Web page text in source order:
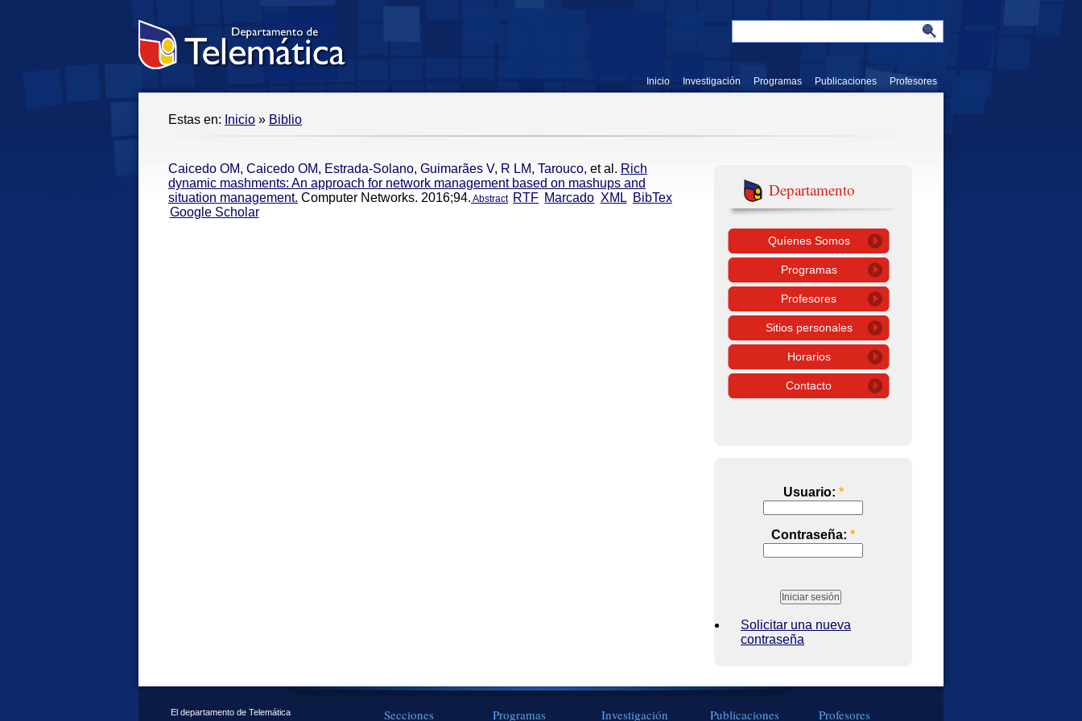
Inicio Investigación Programas Publicaciones Profesores
Estas en: Inicio » Biblio
Caicedo OM, Caicedo OM, Estrada-Solano, Guimarães V, R LM, Tarouco, et al. Rich
dynamic mashments: An approach for network management based on mashups and
situation management. Computer Networks. 2016;94. Abstract RTF Marcado XML BibTex
Google Scholar
Departamento
Quíenes Somos
Programas
Profesores
Sitios personales
Horarios
Contacto
Usuario: *
Contraseña: *
Solicitar una nueva
contraseña
El departamento de Telemática
Secciones Programas Investigación Publicaciones Profesores